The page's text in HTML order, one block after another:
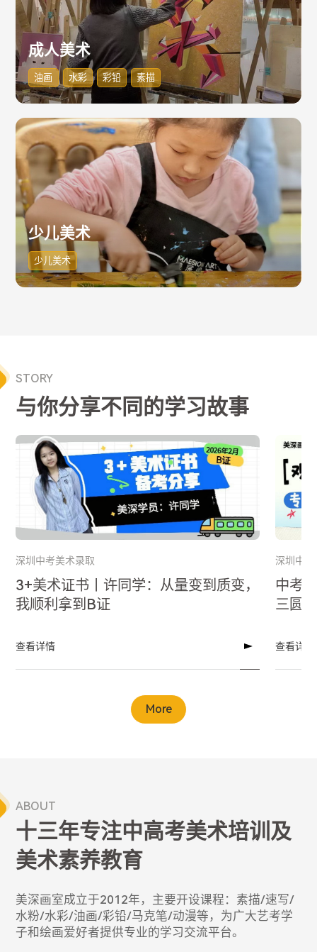
成人美术
油画 水彩 彩铅 素描
少儿美术
少儿美术
STORY
与你分享不同的学习故事
深圳中考美术录取
3+美术证书丨许同学：从量变到质变，
我顺利拿到B证
查看详情
深圳中
中考
三圆
查看详情
More
ABOUT
十三年专注中高考美术培训及
美术素养教育
美深画室成立于2012年，主要开设课程：素描/速写/
水粉/水彩/油画/彩铅/马克笔/动漫等，为广大艺考学
子和绘画爱好者提供专业的学习交流平台。